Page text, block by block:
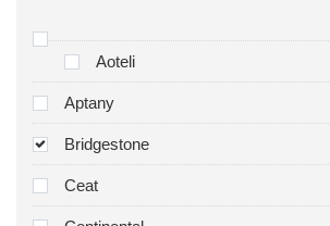
Aoteli
Aptany
Bridgestone
Ceat